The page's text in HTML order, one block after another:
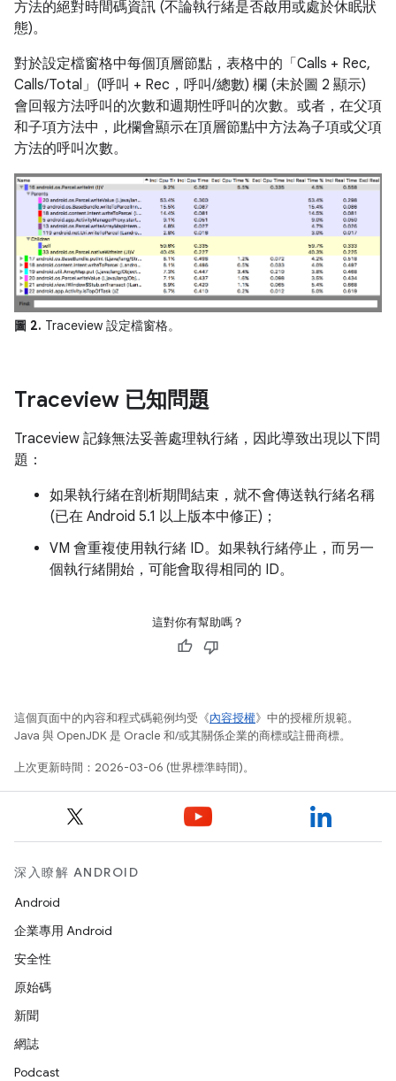
方法的絕對時間碼資訊 (不論執行緒是否啟用或處於休眠狀
態)。
對於設定檔窗格中每個頂層節點，表格中的「Calls + Rec,
Calls/Total」(呼叫 + Rec，呼叫/總數) 欄 (未於圖 2 顯示)
會回報方法呼叫的次數和週期性呼叫的次數。或者，在父項
和子項方法中，此欄會顯示在頂層節點中方法為子項或父項
方法的呼叫次數。
圖 2. Traceview 設定檔窗格。
Traceview 已知問題
Traceview 記錄無法妥善處理執行緒，因此導致出現以下問
題：
如果執行緒在剖析期間結束，就不會傳送執行緒名稱
(已在 Android 5.1 以上版本中修正)；
VM 會重複使用執行緒 ID。如果執行緒停止，而另一
個執行緒開始，可能會取得相同的 ID。
這對你有幫助嗎？
這個頁面中的內容和程式碼範例均受《內容授權》中的授權所規範。
Java 與 OpenJDK 是 Oracle 和/或其關係企業的商標或註冊商標。
上次更新時間：2026-03-06 (世界標準時間)。
深入瞭解 ANDROID
Android
企業專用 Android
安全性
原始碼
新聞
網誌
Podcast